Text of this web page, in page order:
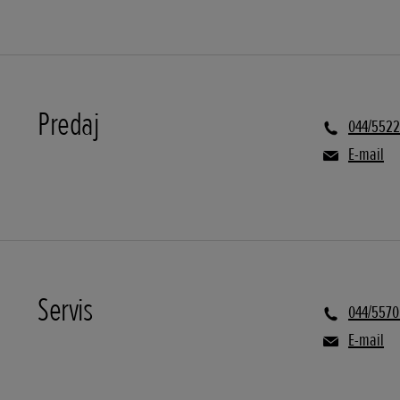
Predaj
044/
E-mail
Servis
044/
E-mail